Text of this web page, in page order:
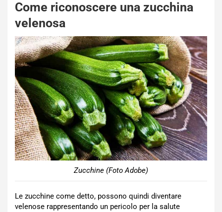
Come riconoscere una zucchina
velenosa
Zucchine (Foto Adobe)
Le zucchine come detto, possono quindi diventare
velenose rappresentando un pericolo per la salute